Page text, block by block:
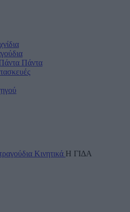
Πάντα
Κινητικά Η ΓΙΔΑ